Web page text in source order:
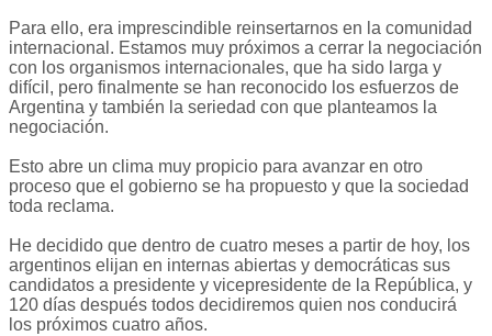
Para ello, era imprescindible reinsertarnos en la comunidad
internacional. Estamos muy próximos a cerrar la negociación
con los organismos internacionales, que ha sido larga y
difícil, pero finalmente se han reconocido los esfuerzos de
Argentina y también la seriedad con que planteamos la
negociación.
Esto abre un clima muy propicio para avanzar en otro
proceso que el gobierno se ha propuesto y que la sociedad
toda reclama.
He decidido que dentro de cuatro meses a partir de hoy, los
argentinos elijan en internas abiertas y democráticas sus
candidatos a presidente y vicepresidente de la República, y
120 días después todos decidiremos quien nos conducirá
los próximos cuatro años.